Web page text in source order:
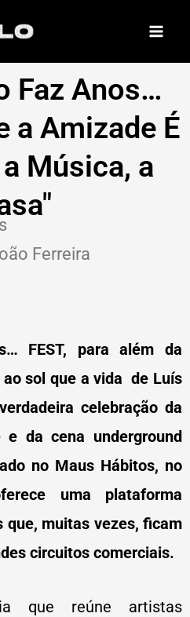
Faz Anos…
a Amizade É
Música, a
Ferreira
FEST, para além da
sol que a vida de Luís
celebração da
e da cena underground
no Maus Hábitos, no
uma plataforma
que, muitas vezes, ficam
circuitos comerciais.
que reúne artistas